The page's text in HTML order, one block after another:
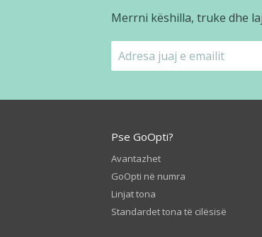
Merrni këshilla, truke dhe
Pse GoOpti?
Avantazhet
GoOpti në numra
Linjat tona
Standardet tona të cilësisë